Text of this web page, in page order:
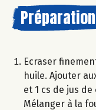
Préparation
Ecraser
huile. Ajouter
et 1 cs de jus
Mélanger à la